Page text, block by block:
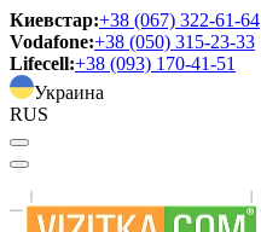
Киевстар:+38 (067) 322-61-64
Vodafone:+38 (050) 315-23-33
Lifecell:+38 (093) 170-41-51
Украина
RUS